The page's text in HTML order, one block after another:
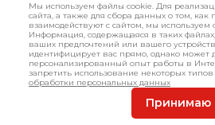
Мы используем файлы cookie. Для
сайта, а также для сбора данных о том, как
взаимодействуют с сайтом, мы используем
Информация, содержащаяся в таких
ваших предпочтений или вашего
идентифицирует вас прямо, однако может
персонализированный опыт работы в
запретить использование некоторых
обработки персональных данных
Принимаю